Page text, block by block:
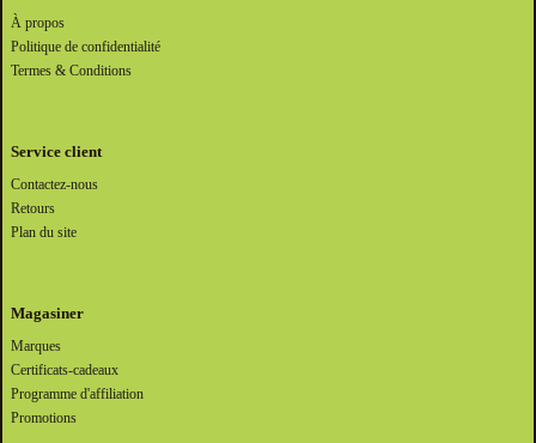
À propos
Politique de confidentialité
Termes & Conditions
Service client
Contactez-nous
Retours
Plan du site
Magasiner
Marques
Certificats-cadeaux
Programme d'affiliation
Promotions